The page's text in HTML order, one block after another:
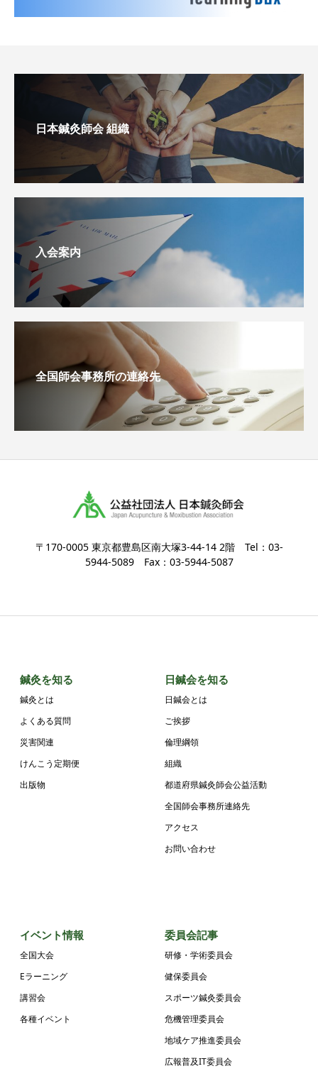
日本鍼灸師会 組織
入会案内
全国師会事務所の連絡先
〒170-0005 東京都豊島区南大塚3-44-14 2階 Tel：03-
5944-5089 Fax：03-5944-5087
鍼灸を知る
鍼灸とは
よくある質問
災害関連
けんこう定期便
出版物
日鍼会を知る
日鍼会とは
ご挨拶
倫理綱領
組織
都道府県鍼灸師会公益活動
全国師会事務所連絡先
アクセス
お問い合わせ
イベント情報
全国大会
Eラーニング
講習会
各種イベント
委員会記事
研修・学術委員会
健保委員会
スポーツ鍼灸委員会
危機管理委員会
地域ケア推進委員会
広報普及IT委員会